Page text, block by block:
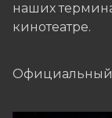
наших
кинотеатре.
Официальный